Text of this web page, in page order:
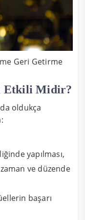
Geri Getirme
Etkili Midir?
oldukça
yapılması,
ve düzende
başarı